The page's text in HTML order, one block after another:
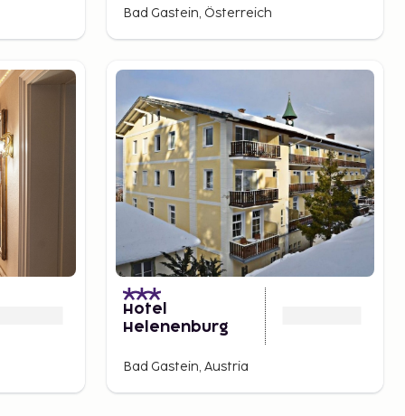
Bad Gastein, Österreich
Hotel
Helenenburg
Bad Gastein, Austria